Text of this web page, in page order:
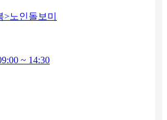
노인돌보미
~ 14:30